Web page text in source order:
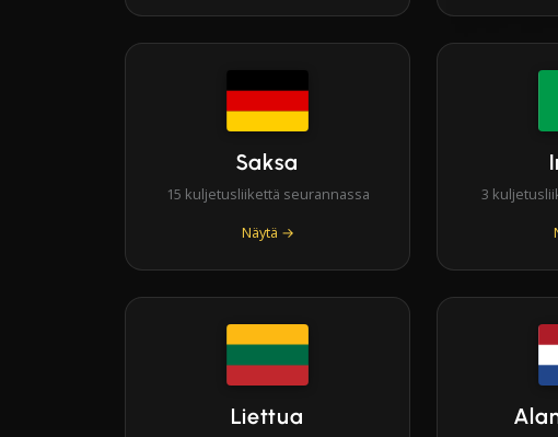
Saksa
15 kuljetusliikettä seurannassa
Näytä →
3
Liettua